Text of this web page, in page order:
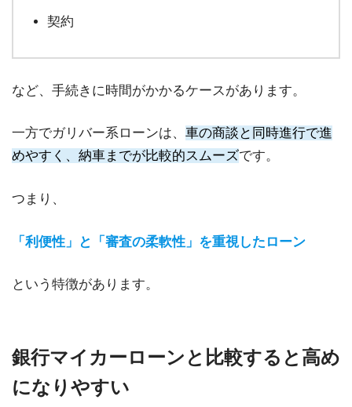
契約
など、手続きに時間がかかるケースがあります。
一方でガリバー系ローンは、 車の商談と同時進行で進
めやすく、納車までが比較的スムーズです。
つまり、
「利便性」と「審査の柔軟性」を重視したローン
という特徴があります。
銀行マイカーローンと比較すると高め
になりやすい